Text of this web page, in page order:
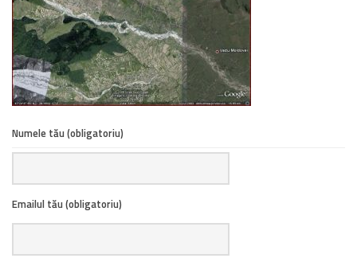
Numele tău (obligatoriu)
Emailul tău (obligatoriu)